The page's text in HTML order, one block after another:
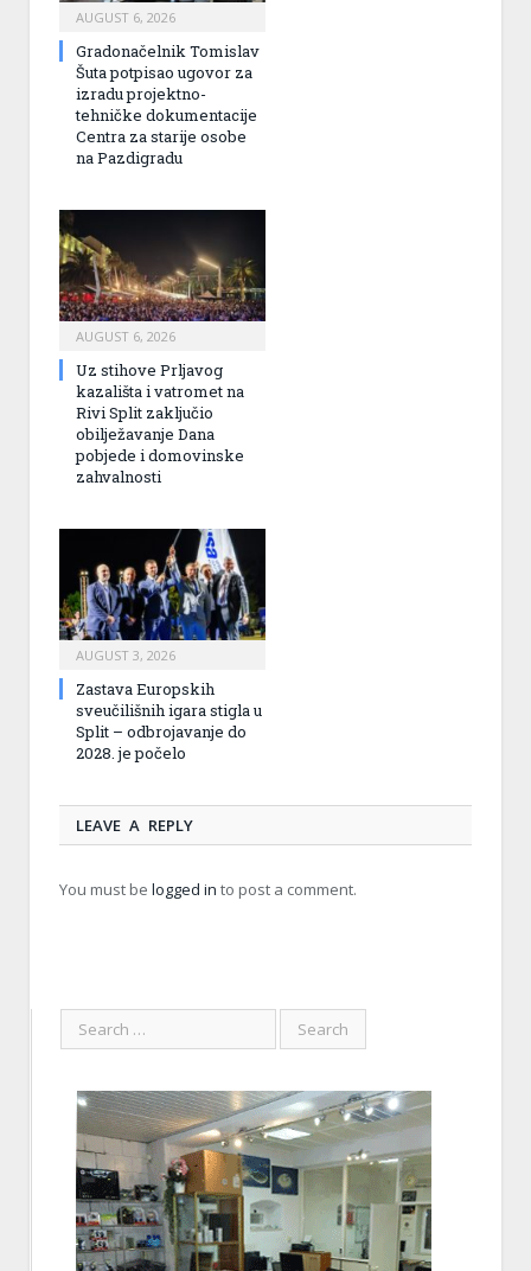
AUGUST 6, 2026
Gradonačelnik Tomislav
Šuta potpisao ugovor za
izradu projektno-
tehničke dokumentacije
Centra za starije osobe
na Pazdigradu
AUGUST 6, 2026
Uz stihove Prljavog
kazališta i vatromet na
Rivi Split zaključio
obilježavanje Dana
pobjede i domovinske
zahvalnosti
AUGUST 3, 2026
Zastava Europskih
sveučilišnih igara stigla u
Split – odbrojavanje do
2028. je počelo
LEAVE A REPLY
You must be logged in to post a comment.